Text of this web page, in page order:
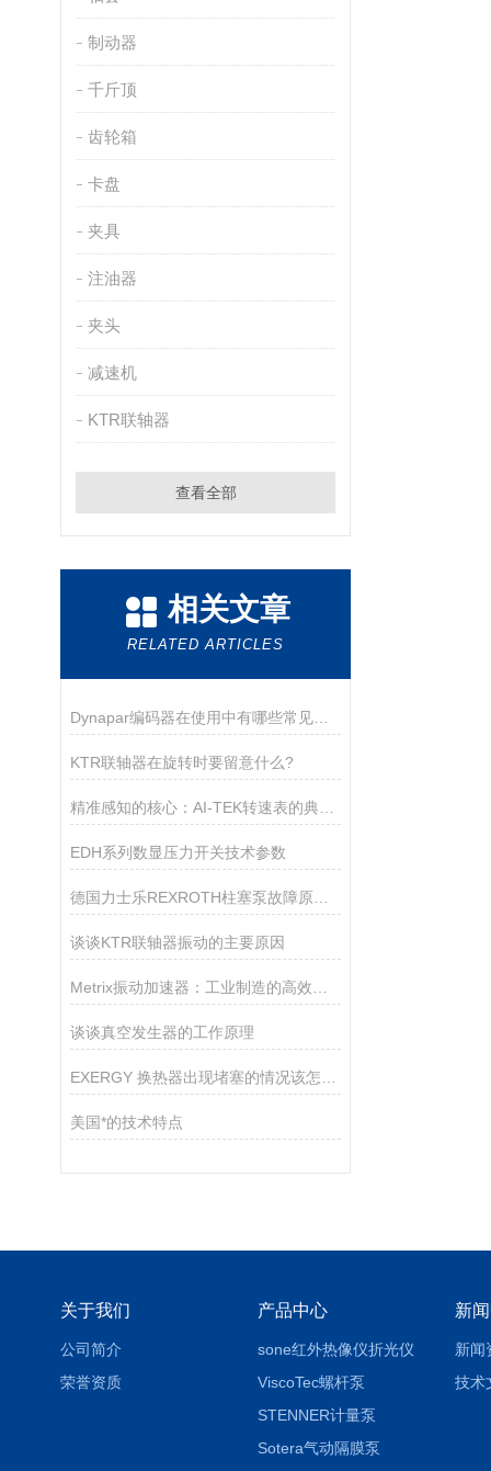
制动器
千斤顶
齿轮箱
卡盘
夹具
注油器
夹头
减速机
KTR联轴器
查看全部
相关文章
RELATED ARTICLES
Dynapar编码器在使用中有哪些常见的故障？
KTR联轴器在旋转时要留意什么?
EDH系列数显压力开关技术参数
德国力士乐REXROTH柱塞泵故障原因及解决办法
谈谈KTR联轴器振动的主要原因
谈谈真空发生器的工作原理
美国*的技术特点
关于我们
公司简介
荣誉资质
产品中心
sone红外热像仪折光仪
ViscoTec螺杆泵
STENNER计量泵
Sotera气动隔膜泵
新
新闻
技术